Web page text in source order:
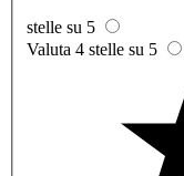
stelle su 5
Valuta 4 stelle su 5